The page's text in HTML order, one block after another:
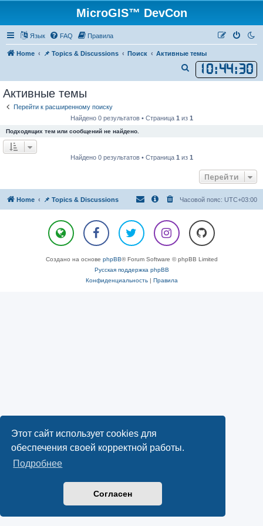
Этот сайт использует cookies для
обеспечения своей корректной работы.
Подробнее
Согласен
MicroGIS™ DevCon
Язык FAQ Правила
Home 📌 Topics & Discussions Поиск Активные темы
10:44:30
о
Активные темы
Перейти к расширенному поиску
Найдено 0 результатов • Страница 1 из 1
Подходящих тем или сообщений не найдено.
Найдено 0 результатов • Страница 1 из 1
Перейти
Home 📌 Topics & Discussions Часовой пояс: UTC+03:00
Создано на основе phpBB® Forum Software © phpBB Limited
Русская поддержка phpBB
Конфиденциальность| Правила